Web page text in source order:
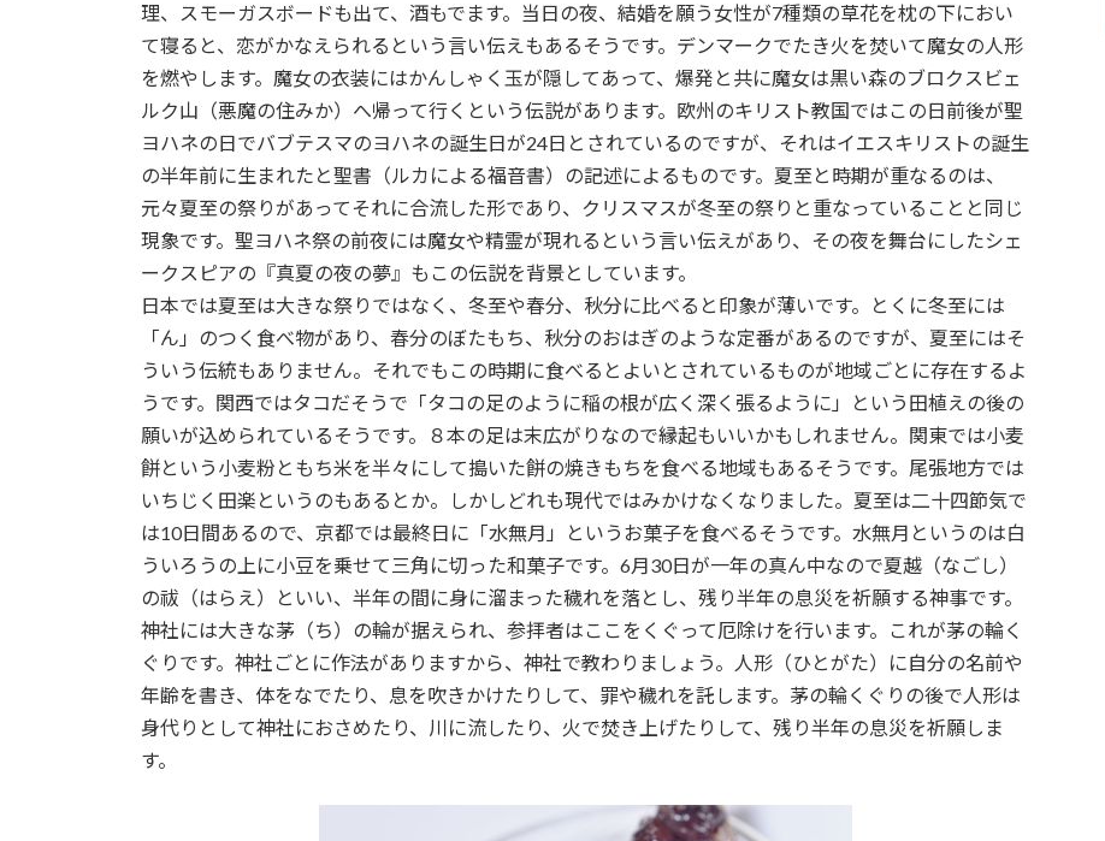
理、スモーガスボードも出て、酒もでます。当日の夜、結婚を願う女性が7種類の草花を枕の下におい
て寝ると、恋がかなえられるという言い伝えもあるそうです。デンマークでたき火を焚いて魔女の人形
を燃やします。魔女の衣装にはかんしゃく玉が隠してあって、爆発と共に魔女は黒い森のブロクスビェ
ルク山（悪魔の住みか）へ帰って行くという伝説があります。欧州のキリスト教国ではこの日前後が聖
ヨハネの日でバブテスマのヨハネの誕生日が24日とされているのですが、それはイエスキリストの誕生
の半年前に生まれたと聖書（ルカによる福音書）の記述によるものです。夏至と時期が重なるのは、
元々夏至の祭りがあってそれに合流した形であり、クリスマスが冬至の祭りと重なっていることと同じ
現象です。聖ヨハネ祭の前夜には魔女や精霊が現れるという言い伝えがあり、その夜を舞台にしたシェ
ークスピアの『真夏の夜の夢』もこの伝説を背景としています。
日本では夏至は大きな祭りではなく、冬至や春分、秋分に比べると印象が薄いです。とくに冬至には
「ん」のつく食べ物があり、春分のぼたもち、秋分のおはぎのような定番があるのですが、夏至にはそ
ういう伝統もありません。それでもこの時期に食べるとよいとされているものが地域ごとに存在するよ
うです。関西ではタコだそうで「タコの足のように稲の根が広く深く張るように」という田植えの後の
願いが込められているそうです。８本の足は末広がりなので縁起もいいかもしれません。関東では小麦
餅という小麦粉ともち米を半々にして搗いた餅の焼きもちを食べる地域もあるそうです。尾張地方では
いちじく田楽というのもあるとか。しかしどれも現代ではみかけなくなりました。夏至は二十四節気で
は10日間あるので、京都では最終日に「水無月」というお菓子を食べるそうです。水無月というのは白
ういろうの上に小豆を乗せて三角に切った和菓子です。6月30日が一年の真ん中なので夏越（なごし）
の祓（はらえ）といい、半年の間に身に溜まった穢れを落とし、残り半年の息災を祈願する神事です。
神社には大きな茅（ち）の輪が据えられ、参拝者はここをくぐって厄除けを行います。これが茅の輪く
ぐりです。神社ごとに作法がありますから、神社で教わりましょう。人形（ひとがた）に自分の名前や
年齢を書き、体をなでたり、息を吹きかけたりして、罪や穢れを託します。茅の輪くぐりの後で人形は
身代りとして神社におさめたり、川に流したり、火で焚き上げたりして、残り半年の息災を祈願しま
す。